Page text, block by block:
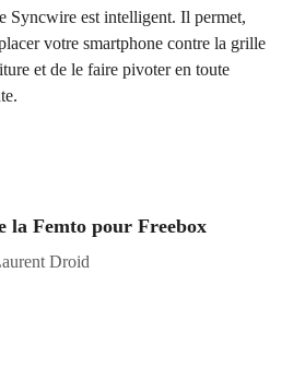
Syncwire est intelligent. Il permet,
votre smartphone contre la grille
et de le faire pivoter en toute
la Femto pour Freebox
Droid